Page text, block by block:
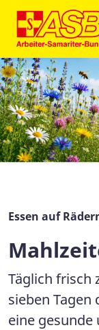
Essen auf
Täglich frisch
sieben Tagen
eine